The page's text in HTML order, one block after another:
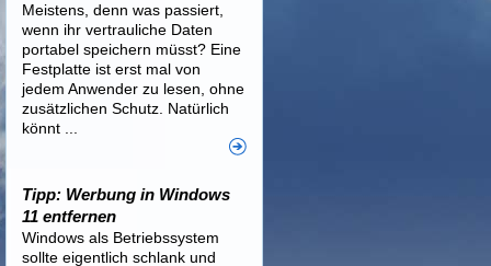
Meistens, denn was passiert,
wenn ihr vertrauliche Daten
portabel speichern müsst? Eine
Festplatte ist erst mal von
jedem Anwender zu lesen, ohne
zusätzlichen Schutz. Natürlich
könnt ...
Tipp: Werbung in Windows
11 entfernen
Windows als Betriebssystem
sollte eigentlich schlank und